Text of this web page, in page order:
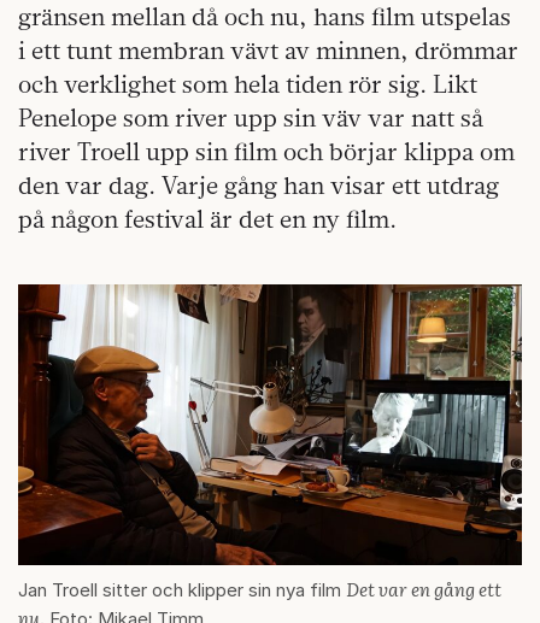
gränsen mellan då och nu, hans film utspelas
i ett tunt membran vävt av minnen, drömmar
och verklighet som hela tiden rör sig. Likt
Penelope som river upp sin väv var natt så
river Troell upp sin film och börjar klippa om
den var dag. Varje gång han visar ett utdrag
på någon festival är det en ny film.
Jan Troell sitter och klipper sin nya film Det var en gång ett
nu. Foto: Mikael Timm